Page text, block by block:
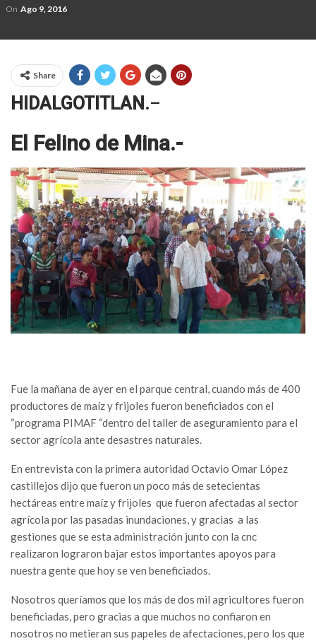
On Ago 9, 2016
Share
HIDALGOTITLAN.–
El Felino de Mina.-
Fue la mañana de ayer en el parque central, cuando más de 400
productores de maíz y frijoles fueron beneficiados con el
“programa PIMAF “dentro del taller de aseguramiento para el
sector agrícola ante desastres naturales.
En entrevista con la primera autoridad Octavio Omar López
castillejos dijo que fueron un poco más de setecientas
hectáreas entre maíz y frijoles que fueron afectadas al sector
agrícola por las pasadas inundaciones, y gracias a las
gestiones que se esta administración junto con la cnc
realizaron lograron bajar estos importantes apoyos para
nuestra gente que hoy se ven beneficiados.
Nosotros queríamos que los más de dos mil agricultores fueron
beneficiadas, pero gracias a que muchos no confiaron en
nosotros no metieran sus papeles de afectaciones, pero los que